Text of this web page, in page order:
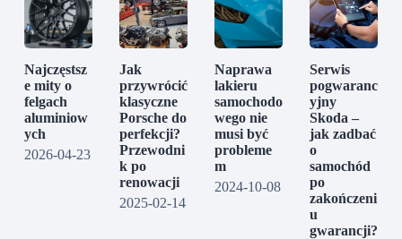
Najczęstsz
e mity o
felgach
aluminiow
ych
2026-04-23
Jak
przywrócić
klasyczne
Porsche do
perfekcji?
Przewodni
k po
renowacji
2025-02-14
Naprawa
lakieru
samochodo
wego nie
musi być
probleme
m
2024-10-08
Serwis
pogwaranc
yjny
Skoda –
jak zadbać
o
samochód
po
zakończeni
u
gwarancji?